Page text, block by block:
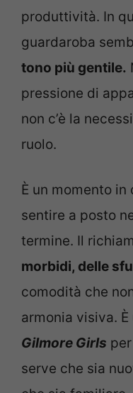
produttività. In
guardaroba
tono più gentile.
pressione di
non c’è la
ruolo.
È un momento
sentire a posto
termine. Il
morbidi, delle
comodità che
armonia visiva. È
Gilmore Girls
serve che sia